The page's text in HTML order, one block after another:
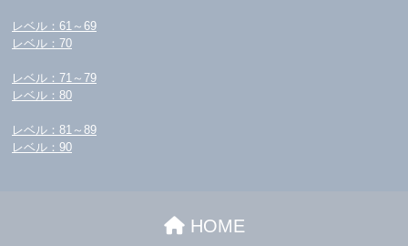
レベル：61～69
レベル：70
レベル：71～79
レベル：80
レベル：81～89
レベル：90
HOME